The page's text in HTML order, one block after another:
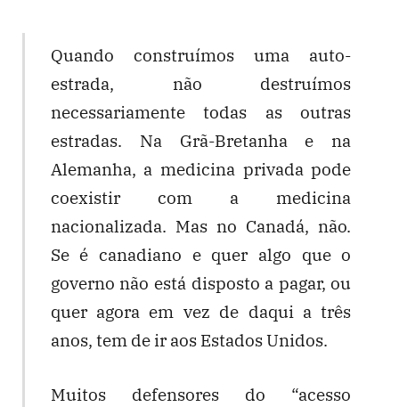
Quando construímos uma auto-
estrada, não destruímos
necessariamente todas as outras
estradas. Na Grã-Bretanha e na
Alemanha, a medicina privada pode
coexistir com a medicina
nacionalizada. Mas no Canadá, não.
Se é canadiano e quer algo que o
governo não está disposto a pagar, ou
quer agora em vez de daqui a três
anos, tem de ir aos Estados Unidos.
Muitos defensores do “acesso